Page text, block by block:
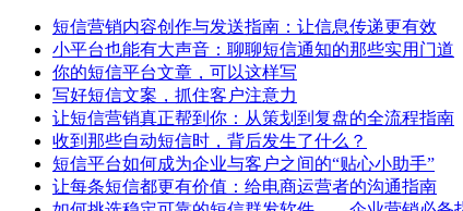
短信营销内容创作与发送指南：让信息传递更有效
小平台也能有大声音：聊聊短信通知的那些实用门道
你的短信平台文章，可以这样写
写好短信文案，抓住客户注意力
让短信营销真正帮到你：从策划到复盘的全流程指南
收到那些自动短信时，背后发生了什么？
短信平台如何成为企业与客户之间的“贴心小助手”
让每条短信都更有价值：给电商运营者的沟通指南